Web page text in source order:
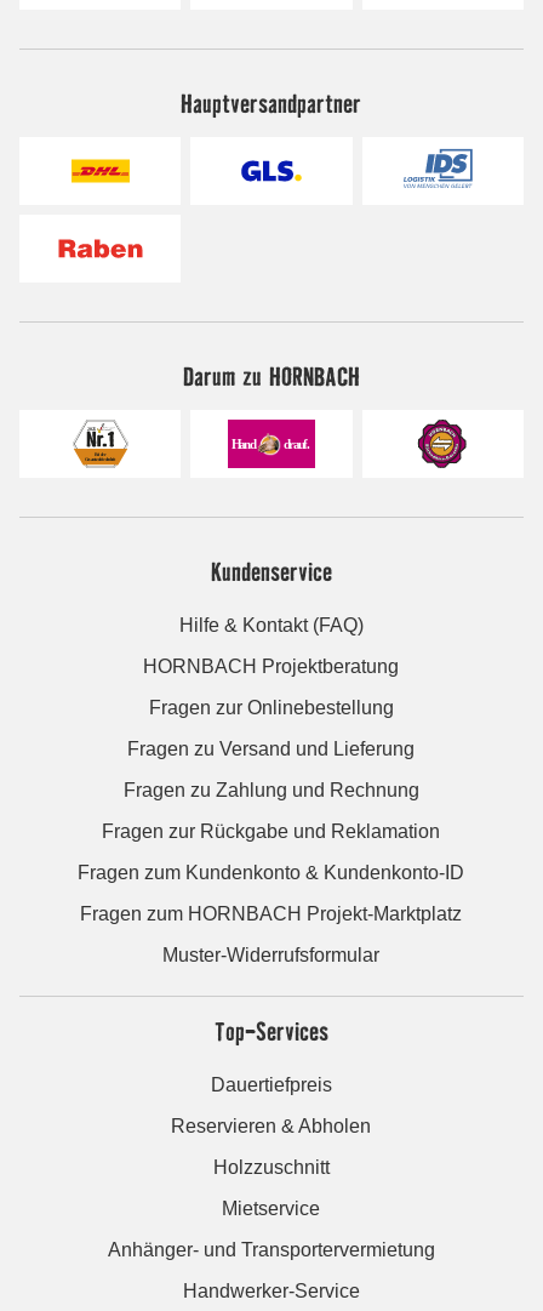
Hauptversandpartner
Darum zu HORNBACH
Kundenservice
Hilfe & Kontakt (FAQ)
HORNBACH Projektberatung
Fragen zur Onlinebestellung
Fragen zu Versand und Lieferung
Fragen zu Zahlung und Rechnung
Fragen zur Rückgabe und Reklamation
Fragen zum Kundenkonto & Kundenkonto-ID
Fragen zum HORNBACH Projekt-Marktplatz
Muster-Widerrufsformular
Top-Services
Dauertiefpreis
Reservieren & Abholen
Holzzuschnitt
Mietservice
Anhänger- und Transportervermietung
Handwerker-Service